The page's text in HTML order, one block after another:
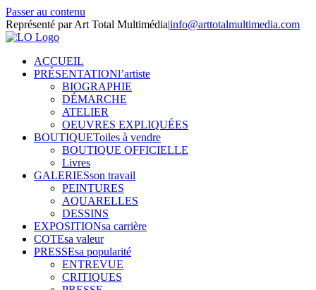
Passer au contenu
Représenté par Art Total Multimédia|info@arttotalmultimedia.com
ACCUEIL
PRÉSENTATIONl’artiste
BIOGRAPHIE
DÉMARCHE
ATELIER
OEUVRES EXPLIQUÉES
BOUTIQUEToiles à vendre
BOUTIQUE OFFICIELLE
Livres
GALERIESson travail
PEINTURES
AQUARELLES
DESSINS
EXPOSITIONsa carrière
COTEsa valeur
PRESSEsa popularité
ENTREVUE
CRITIQUES